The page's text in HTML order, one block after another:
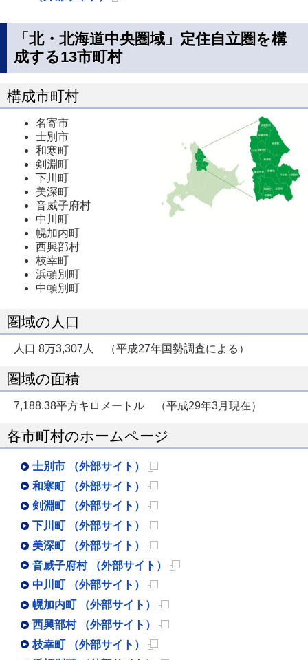
規
ペ
ー
で
「北・北海道中央圏域」定住自立圏を構
成する13市町村
構成市町村
名寄市
士別市
和寒町
剣淵町
下川町
美深町
音威子府村
中川町
幌加内町
西興部村
枝幸町
浜頓別町
中頓別町
圏域の人口
人口 8万3,307人 （平成27年国勢調査による）
圏域の面積
7,188.38平方キロメートル （平成29年3月現在）
各市町村のホームページ
士別市 （外部サイト）
新
規
ペ
ー
ジ
で
開
き
ま
和寒町 （外部サイト）
新
規
ペ
ー
ジ
で
開
き
剣淵町 （外部サイト）
新
規
ペ
ー
ジ
で
開
き
下川町 （外部サイト）
新
規
ペ
ー
ジ
で
開
美深町 （外部サイト）
新
規
ペ
ー
ジ
音威子府村 （外部サイト）
中川町 （外部サイト）
新
規
ペ
幌加内町 （外部サイト）
新
西興部村 （外部サイト）
枝幸町 （外部サイト）